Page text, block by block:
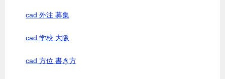
cad 外注 募集
cad 学校 大阪
cad 方位 書き方